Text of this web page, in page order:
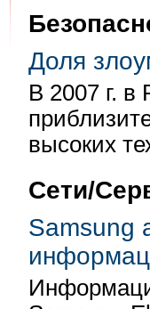
Доля
В 2007 г. в
высоких
Сети/
Samsung